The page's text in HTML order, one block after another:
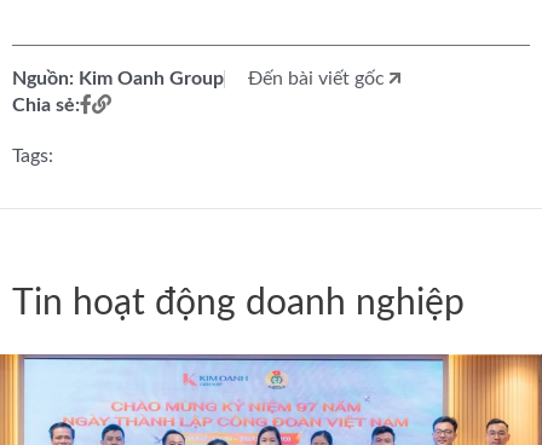
Nguồn: Kim Oanh Group
Đến bài viết gốc
Chia sẻ:
Tags:
Tin hoạt động doanh nghiệp